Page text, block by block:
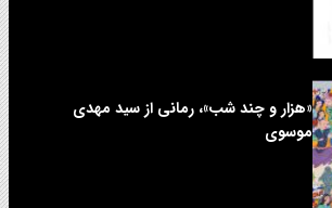
«هزار و چند شب»، رمانی از سید مهدی
موسوی